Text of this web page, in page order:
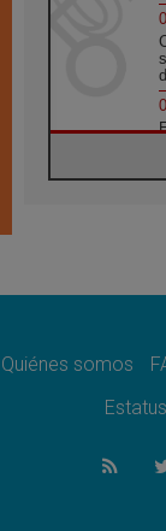
Quiénes somos